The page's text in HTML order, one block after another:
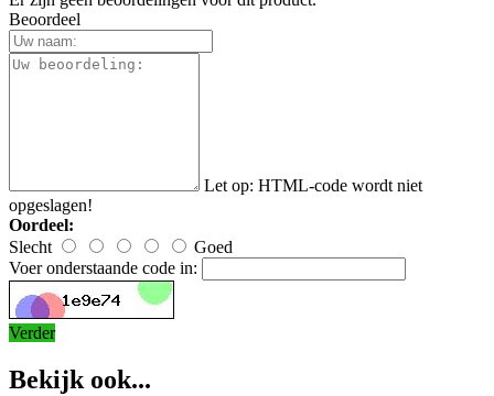
Beoordeel
Let op: HTML-code wordt niet
opgeslagen!
Oordeel:
Slecht
Goed
Voer onderstaande code in:
Verder
Bekijk ook...